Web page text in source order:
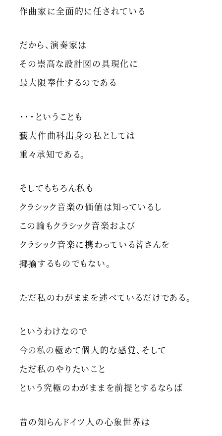
作曲家に全面的に任されている
だから、演奏家は
その崇高な設計図の具現化に
最大限奉仕するのである
・・・ということも
藝大作曲科出身の私としては
重々承知である。
そしてもちろん私も
クラシック音楽の価値は知っているし
この論もクラシック音楽および
クラシック音楽に携わっている皆さんを
揶揄するものでもない。
ただ私のわがままを述べているだけである。
というわけなので
今の私の極めて個人的な感覚、そして
ただ私のやりたいこと
という究極のわがままを前提とするならば
昔の知らんドイツ人の心象世界は